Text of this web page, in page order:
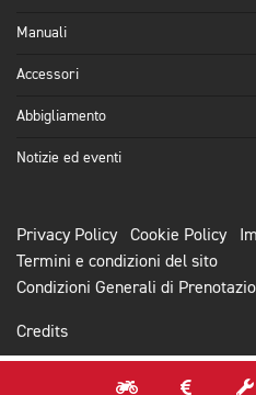
Manuali
Accessori
Abbigliamento
Notizie ed eventi
Privacy Policy Cookie Policy
Termini e condizioni del sito
Condizioni Generali di
Credits